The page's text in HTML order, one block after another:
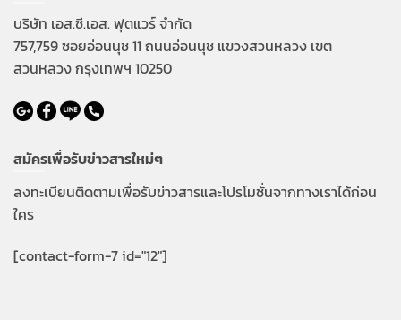
บริษัท เอส.ซี.เอส. ฟุตแวร์ จำกัด
757,759 ซอยอ่อนนุช 11 ถนนอ่อนนุช แขวงสวนหลวง เขต
สวนหลวง กรุงเทพฯ 10250
สมัครเพื่อรับข่าวสารใหม่ๆ
ลงทะเบียนติดตามเพื่อรับข่าวสารและโปรโมชั่นจากทางเราได้ก่อน
ใคร
[contact-form-7 id="12"]